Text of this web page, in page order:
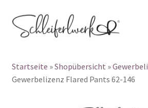
Zur
Navigation
Zum
Inhalt
👤 Mein Konto
Startseite »Shopübersicht »
Gewerbelizenz Flared Pants 62-146